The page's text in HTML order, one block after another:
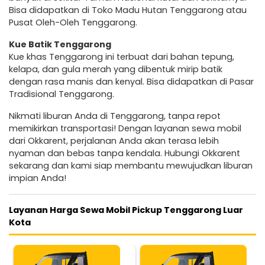
Bisa didapatkan di Toko Madu Hutan Tenggarong atau
Pusat Oleh-Oleh Tenggarong.
Kue Batik Tenggarong
Kue khas Tenggarong ini terbuat dari bahan tepung,
kelapa, dan gula merah yang dibentuk mirip batik
dengan rasa manis dan kenyal. Bisa didapatkan di Pasar
Tradisional Tenggarong.
Nikmati liburan Anda di Tenggarong, tanpa repot
memikirkan transportasi! Dengan layanan sewa mobil
dari Okkarent, perjalanan Anda akan terasa lebih
nyaman dan bebas tanpa kendala. Hubungi Okkarent
sekarang dan kami siap membantu mewujudkan liburan
impian Anda!
Layanan Harga Sewa Mobil Pickup Tenggarong Luar
Kota